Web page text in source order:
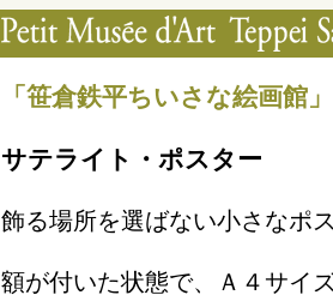
「笹倉鉄平ちいさな絵画館
サテライト・ポスター
飾る場所を選ばない小さなポ
額が付いた状態で、Ａ４サイ